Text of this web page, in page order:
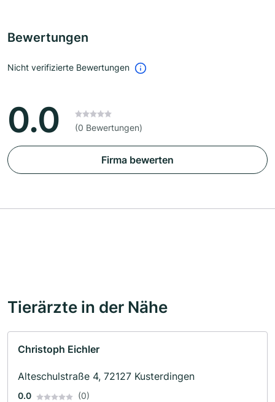
Bewertungen
Nicht verifizierte Bewertungen
0.0 (0 Bewertungen)
Firma bewerten
Tierärzte in der Nähe
Christoph Eichler
Alteschulstraße 4, 72127 Kusterdingen
0.0 (0)